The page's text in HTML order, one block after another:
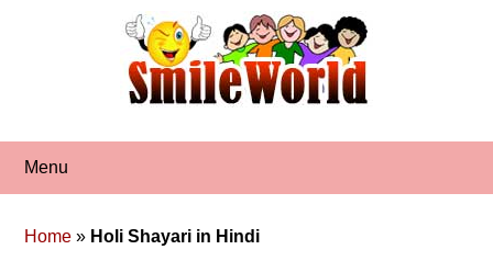
Menu
Home » Holi Shayari in Hindi